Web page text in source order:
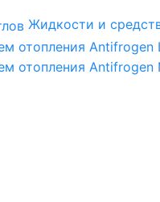
Жидкости и